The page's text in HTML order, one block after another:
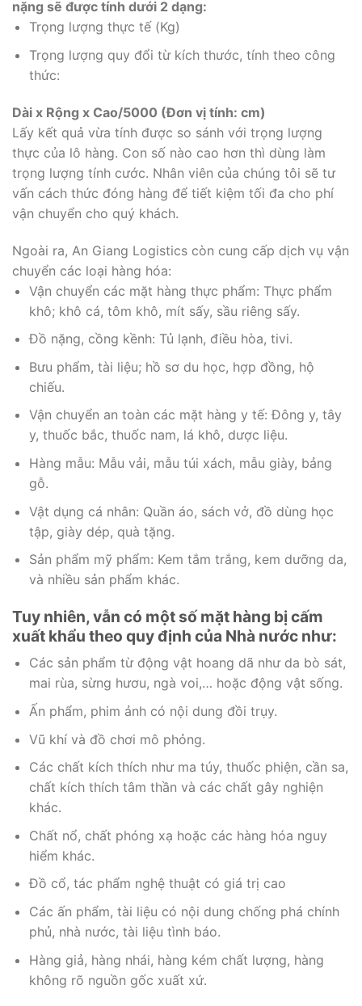
nặng sẽ được tính dưới 2 dạng:
Trọng lượng thực tế (Kg)
Trọng lượng quy đổi từ kích thước, tính theo công
thức:
Dài x Rộng x Cao/5000 (Đơn vị tính: cm)
Lấy kết quả vừa tính được so sánh với trọng lượng
thực của lô hàng. Con số nào cao hơn thì dùng làm
trọng lượng tính cước. Nhân viên của chúng tôi sẽ tư
vấn cách thức đóng hàng để tiết kiệm tối đa cho phí
vận chuyển cho quý khách.
Ngoài ra, An Giang Logistics còn cung cấp dịch vụ vận
chuyển các loại hàng hóa:
Vận chuyển các mặt hàng thực phẩm: Thực phẩm
khô; khô cá, tôm khô, mít sấy, sầu riêng sấy.
Đồ nặng, cồng kềnh: Tủ lạnh, điều hòa, tivi.
Bưu phẩm, tài liệu; hồ sơ du học, hợp đồng, hộ
chiếu.
Vận chuyển an toàn các mặt hàng y tế: Đông y, tây
y, thuốc bắc, thuốc nam, lá khô, dược liệu.
Hàng mẫu: Mẫu vải, mẫu túi xách, mẫu giày, bảng
gỗ.
Vật dụng cá nhân: Quần áo, sách vở, đồ dùng học
tập, giày dép, quà tặng.
Sản phẩm mỹ phẩm: Kem tắm trắng, kem dưỡng da,
và nhiều sản phẩm khác.
Tuy nhiên, vẫn có một số mặt hàng bị cấm
xuất khẩu theo quy định của Nhà nước như:
Các sản phẩm từ động vật hoang dã như da bò sát,
mai rùa, sừng hươu, ngà voi,… hoặc động vật sống.
Ấn phẩm, phim ảnh có nội dung đồi trụy.
Vũ khí và đồ chơi mô phỏng.
Các chất kích thích như ma túy, thuốc phiện, cần sa,
chất kích thích tâm thần và các chất gây nghiện
khác.
Chất nổ, chất phóng xạ hoặc các hàng hóa nguy
hiểm khác.
Đồ cổ, tác phẩm nghệ thuật có giá trị cao
Các ấn phẩm, tài liệu có nội dung chống phá chính
phủ, nhà nước, tài liệu tình báo.
Hàng giả, hàng nhái, hàng kém chất lượng, hàng
không rõ nguồn gốc xuất xứ.